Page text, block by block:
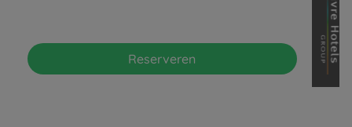
Reserveren
Hotels in Parijs